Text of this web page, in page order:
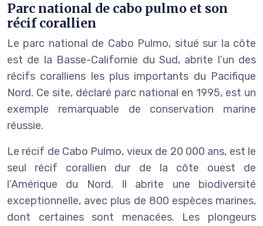
Parc national de cabo pulmo et son
récif corallien
Le parc national de Cabo Pulmo, situé sur la côte
est de la Basse-Californie du Sud, abrite l’un des
récifs coralliens les plus importants du Pacifique
Nord. Ce site, déclaré parc national en 1995, est un
exemple remarquable de conservation marine
réussie.
Le récif de Cabo Pulmo, vieux de 20 000 ans, est le
seul récif corallien dur de la côte ouest de
l’Amérique du Nord. Il abrite une biodiversité
exceptionnelle, avec plus de 800 espèces marines,
dont certaines sont menacées. Les plongeurs